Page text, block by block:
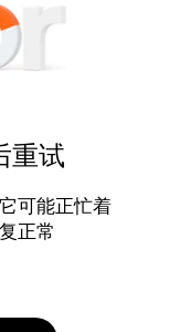
重试
可能正忙着
正常